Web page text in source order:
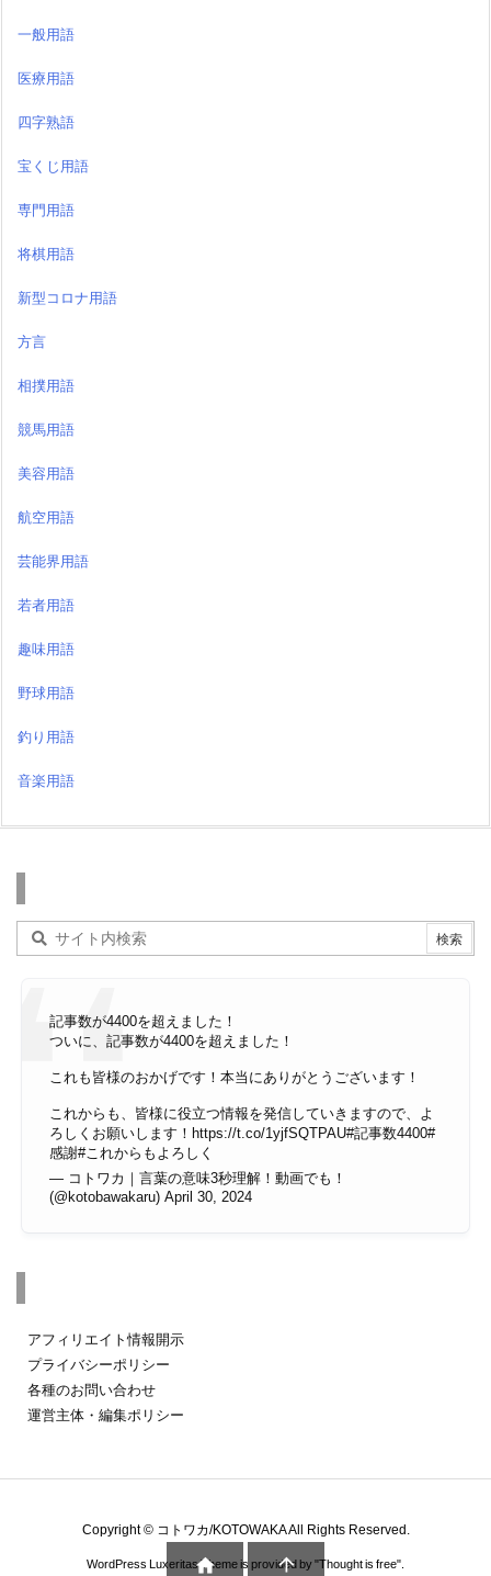
一般用語
医療用語
四字熟語
宝くじ用語
専門用語
将棋用語
新型コロナ用語
方言
相撲用語
競馬用語
美容用語
航空用語
芸能界用語
若者用語
趣味用語
野球用語
釣り用語
音楽用語
記事数が4400を超えました！
ついに、記事数が4400を超えました！
これも皆様のおかげです！本当にありがとうございます！
これからも、皆様に役立つ情報を発信していきますので、よ
ろしくお願いします！ https://t.co/1yjfSQTPAU#記事数4400#
感謝#これからもよろしく
— コトワカ｜言葉の意味3秒理解！動画でも！
(@kotobawakaru) April 30, 2024
アフィリエイト情報開示
プライバシーポリシー
各種のお問い合わせ
運営主体・編集ポリシー
Copyright © コトワカ/KOTOWAKAAll Rights Reserved.
WordPress Luxeritas Theme is provided by "Thought is free".
 